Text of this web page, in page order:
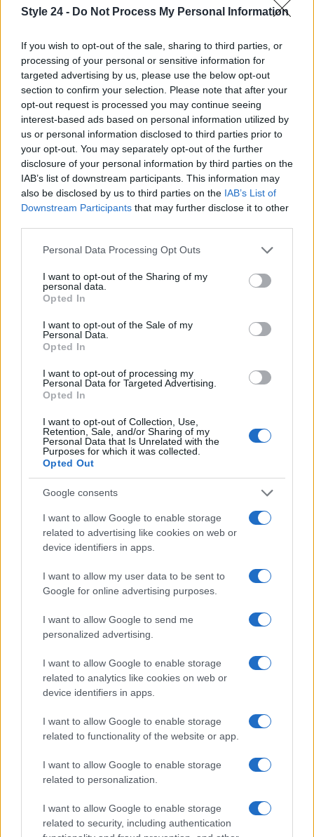
Style 24 - Do Not Process My Personal Information
If you wish to opt-out of the sale, sharing to third parties, or
processing of your personal or sensitive information for
targeted advertising by us, please use the below opt-out
section to confirm your selection. Please note that after your
opt-out request is processed you may continue seeing
interest-based ads based on personal information utilized by
us or personal information disclosed to third parties prior to
your opt-out. You may separately opt-out of the further
disclosure of your personal information by third parties on the
IAB’s list of downstream participants. This information may
also be disclosed by us to third parties on the IAB’s List of
Downstream Participants that may further disclose it to other
Please note that this website/app uses one or more Google
not limited to your visit or usage behaviour. You may click to
grant or deny consent to Google and its third-party tags to
use your data for below specified purposes in below Google
consent section.
Personal Data Processing Opt Outs
I want to opt-out of the Sharing of my
personal data.
Opted In
I want to opt-out of the Sale of my
Personal Data.
Opted In
I want to opt-out of processing my
Personal Data for Targeted Advertising.
Opted In
I want to opt-out of Collection, Use,
Retention, Sale, and/or Sharing of my
Personal Data that Is Unrelated with the
Purposes for which it was collected.
Opted Out
Google consents
I want to allow Google to enable storage
related to advertising like cookies on web or
device identifiers in apps.
I want to allow my user data to be sent to
Google for online advertising purposes.
I want to allow Google to send me
personalized advertising.
I want to allow Google to enable storage
related to analytics like cookies on web or
device identifiers in apps.
I want to allow Google to enable storage
related to functionality of the website or app.
I want to allow Google to enable storage
related to personalization.
I want to allow Google to enable storage
related to security, including authentication
Continua a leggere
Come il face icing può trasformare la tua routine di
bellezza
Cristian Castiglioni · 9 Ago 2026
BELLEZZA
Come ottenere ricci morbidi e definiti con la giusta
routine di cura